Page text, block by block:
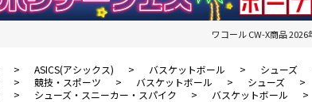
ワコール CW-X商品
> ASICS(アシックス) > バスケットボール > シューズ
> 競技・スポーツ > バスケットボール > シューズ >
> シューズ・スニーカー・スパイク > バスケットボール >